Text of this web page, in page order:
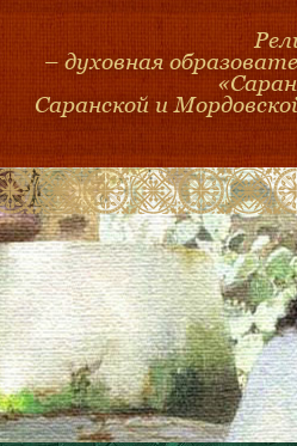
– духовная
Саранской и